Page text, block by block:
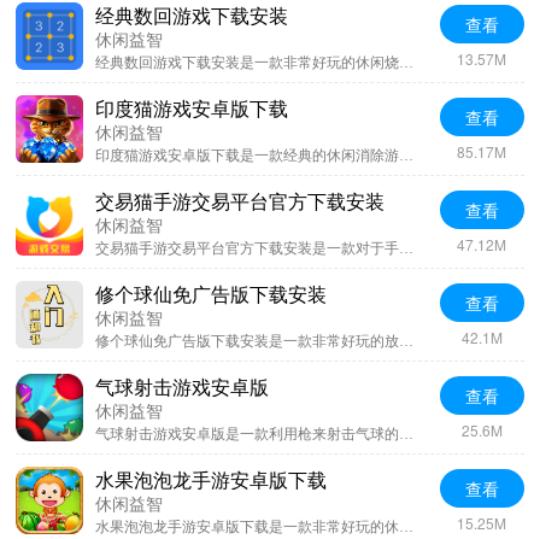
经典数回游戏下载安装
休闲益智
经典数回游戏下载安装是一款非常好玩的休闲烧脑类型的闯关游戏，游戏当中玩家可以根据数字来进行连线，游戏的整体闯关还是比较趣味的，玩家可以体验到不一样的玩法模式，而且随着游戏的深入闯关会越来越难，喜欢这款游戏的小伙伴可以尝试下载试试。
查看
13.57M
印度猫游戏安卓版下载
休闲益智
印度猫游戏安卓版下载是一款经典的休闲消除游戏，游戏内玩家可以从第一个关卡开始挑战，并且游戏的挑战也是有剧情的，最主要的是合理利用游戏道具对于自己的闯关是有帮助的，游戏的画面也是比较精美的，搭配着解压的三消游戏即可感受到游戏的全部快乐，喜欢这款游戏的小伙伴可以尝试下载。
查看
85.17M
交易猫手游交易平台官方下载安装
休闲益智
交易猫手游交易平台官方下载安装是一款对于手游账户买卖的平台，该平台内有着好的游戏账户可以以极低的价格购买，并且也能够找到大神代练帮助自己上分，各种热门游戏都是有账户出售的，需要这款软件的用户可以尝试下载试试。
查看
47.12M
修个球仙免广告版下载安装
休闲益智
修个球仙免广告版下载安装是一款非常好玩的放置类型的修仙游戏，在该游戏当中玩家可以体验到文字剧情的游戏乐趣，游戏的内容也是比较丰富的，玩家可以开启一段不一样的修仙旅途，体验到文字修仙的全部乐趣，喜欢这款游戏的小伙伴可以尝试下载。
查看
42.1M
气球射击游戏安卓版
休闲益智
气球射击游戏安卓版是一款利用枪来射击气球的休闲游戏，游戏的卡通画面非常的小清新以及可爱，在游戏当中玩家可以每一次射击都记录分数，玩家可以来试试能够射击到多少的分数，整体来说游戏的可玩性还是很强的，喜欢这款游戏的小伙伴可以尝试下载。
查看
25.6M
水果泡泡龙手游安卓版下载
休闲益智
水果泡泡龙手游安卓版下载是一款非常好玩的休闲消除类型的游戏，在该游戏当中玩家可以用手指来点击消除，游戏内有着超多的关卡可以体验冒险，并且随着游戏关卡的深入那么游戏的难度也会增加，游戏的卡通画面非常可爱，喜欢这款游戏的小伙伴可以尝试下载。
查看
15.25M